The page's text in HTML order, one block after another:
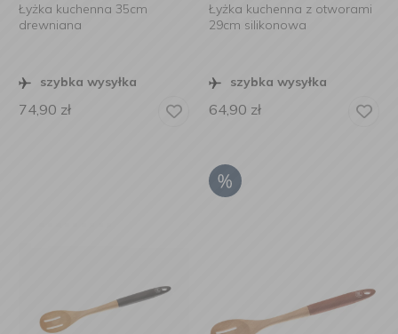
Łyżka kuchenna 35cm
drewniana
szybka wysyłka
74,90 zł
Łyżka kuchenna z otworami
29cm silikonowa
szybka wysyłka
64,90 zł